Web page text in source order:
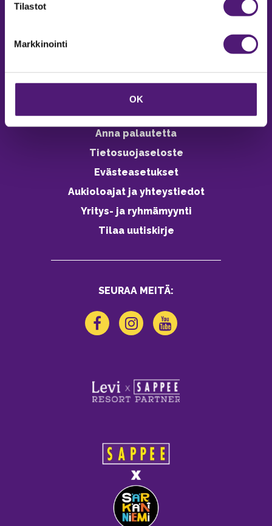
Tilastot
Markkinointi
OK
Vastuullisuus
Ympäristöohjelma
Avoimet työpaikat
Anna palautetta
Tietosuojaseloste
Evästeasetukset
Aukioloajat ja yhteystiedot
Yritys- ja ryhmämyynti
Tilaa uutiskirje
SEURAA MEITÄ: